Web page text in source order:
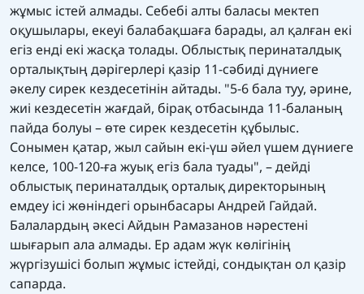
жұмыс істей алмады. Себебі алты баласы мектеп
оқушылары, екеуі балабақшаға барады, ал қалған екі
егіз енді екі жасқа толады. Облыстық перинаталдық
орталықтың дәрігерлері қазір 11-сәбиді дүниеге
әкелу сирек кездесетінін айтады. "5-6 бала туу, әрине,
жиі кездесетін жағдай, бірақ отбасында 11-баланың
пайда болуы – өте сирек кездесетін құбылыс.
Сонымен қатар, жыл сайын екі-үш әйел үшем дүниеге
келсе, 100-120-ға жуық егіз бала туады", – дейді
облыстық перинаталдық орталық директорының
емдеу ісі жөніндегі орынбасары Андрей Гайдай.
Балалардың әкесі Айдын Рамазанов нәрестені
шығарып ала алмады. Ер адам жүк көлігінің
жүргізушісі болып жұмыс істейді, сондықтан ол қазір
сапарда.